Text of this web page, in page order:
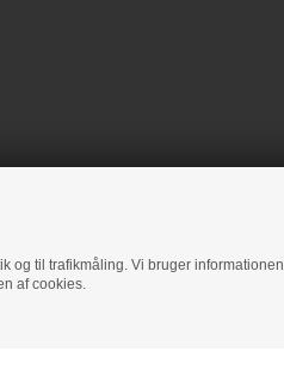
og til trafikmåling. Vi bruger
af cookies.